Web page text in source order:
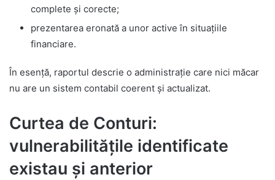
complete și corecte;
prezentarea eronată a unor active în situațiile
financiare.
În esență, raportul descrie o administrație care nici măcar
nu are un sistem contabil coerent și actualizat.
Curtea de Conturi:
vulnerabilitățile identificate
existau și anterior